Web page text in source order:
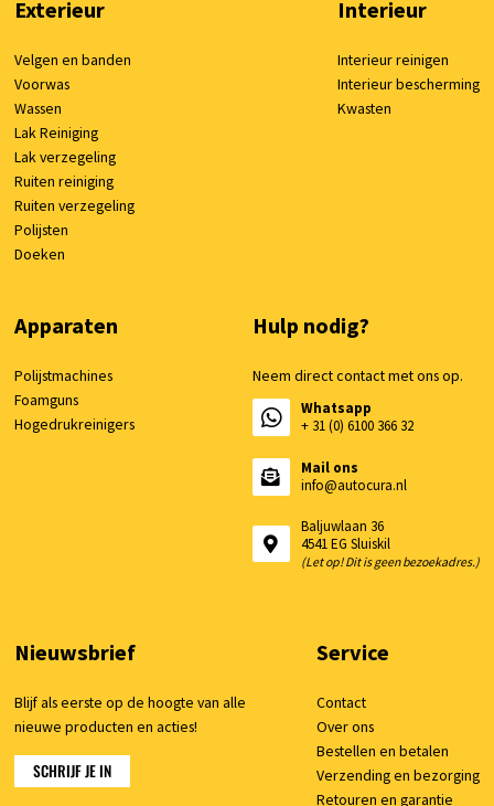
Exterieur
Velgen en banden
Voorwas
Wassen
Lak Reiniging
Lak verzegeling
Ruiten reiniging
Ruiten verzegeling
Polijsten
Doeken
Interieur
Interieur reinigen
Interieur bescherming
Kwasten
Apparaten
Polijstmachines
Foamguns
Hogedrukreinigers
Hulp nodig?
Neem direct contact met ons op.
Whatsapp
+ 31 (0) 6100 366 32
Mail ons
info@autocura.nl
Baljuwlaan 36
4541 EG Sluiskil
(Let op! Dit is geen bezoekadres.)
Nieuwsbrief
Blijf als eerste op de hoogte van alle
nieuwe producten en acties!
SCHRIJF JE IN
Service
Contact
Over ons
Bestellen en betalen
Verzending en bezorging
Retouren en garantie